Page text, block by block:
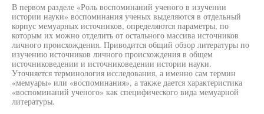
В первом разделе «Роль воспоминаний ученого в изучении
истории науки» воспоминания ученых выделяются в отдельный
корпус мемуарных источников, определяются параметры, по
которым их можно отделить от остального массива источников
личного происхождения. Приводится общий обзор литературы по
изучению источников личного происхождения в общем
источниковедении и источниковедении истории науки.
Уточняется терминология исследования, а именно сам термин
«мемуары» или «воспоминания», а также дается характеристика
«воспоминаний ученого» как специфического вида мемуарной
литературы.